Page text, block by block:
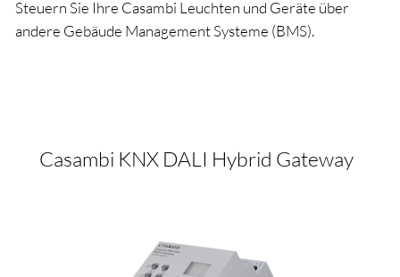
Steuern Sie Ihre Casambi Leuchten und Geräte über
andere Gebäude Management Systeme (BMS).
Casambi KNX DALI Hybrid Gateway